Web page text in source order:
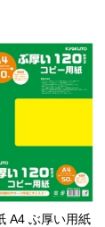
A4 ぶ厚い用紙